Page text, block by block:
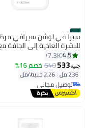
#5
سيرا في لوشن سيرافي
الهيالورونيك ٢٣٦مل 236ملليلتر
4.5
7.3K
جنيه533
640 خصم 16%
236 مل |
توصيل مجاني
تم بيع +1400 مؤخرًا
توصيل مجاني